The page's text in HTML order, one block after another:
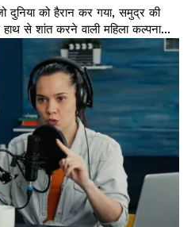
दुनिया को हैरान कर गया, समुद्र की
सबसे खतरनाक शिकारी को निहत्थे हाथ से शांत करने वाली महिला कल्पना...